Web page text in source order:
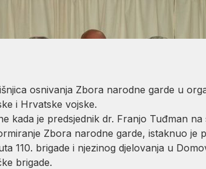
osnivanja Zbora narodne garde u
i Hrvatske vojske.
kada je predsjednik dr. Franjo Tuđman
Zbora narodne garde, istaknuo je
110. brigade i njezinog djelovanja u
brigade.